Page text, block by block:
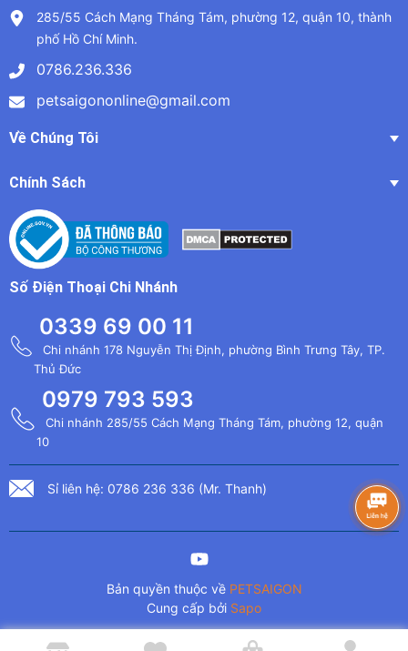
285/55 Cách Mạng Tháng Tám, phường 12, quận 10, thành
phố Hồ Chí Minh.
0786.236.336
petsaigononline@gmail.com
Về Chúng Tôi
Chính Sách
Số Điện Thoại Chi Nhánh
0339 69 00 11
Chi nhánh 178 Nguyễn Thị Định, phường Bình Trưng Tây, TP.
Thủ Đức
0979 793 593
Chi nhánh 285/55 Cách Mạng Tháng Tám, phường 12, quận
10
Sỉ liên hệ: 0786 236 336 (Mr. Thanh)
Bản quyền thuộc về PETSAIGON
Cung cấp bởi Sapo